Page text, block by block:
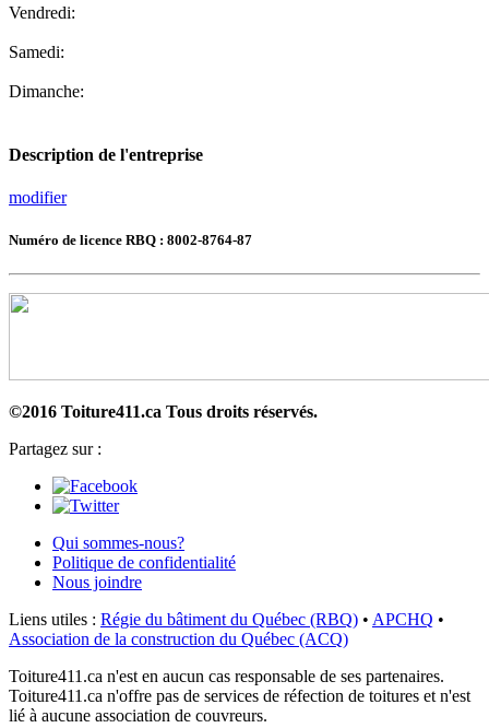
Vendredi:
Samedi:
Dimanche:
Description de l'entreprise
modifier
Numéro de licence RBQ : 8002-8764-87
©2016 Toiture411.ca Tous droits réservés.
Partagez sur :
Qui sommes-nous?
Politique de confidentialité
Nous joindre
Liens utiles : Régie du bâtiment du Québec (RBQ) • APCHQ •
Association de la construction du Québec (ACQ)
Toiture411.ca n'est en aucun cas responsable de ses partenaires.
Toiture411.ca n'offre pas de services de réfection de toitures et n'est
lié à aucune association de couvreurs.